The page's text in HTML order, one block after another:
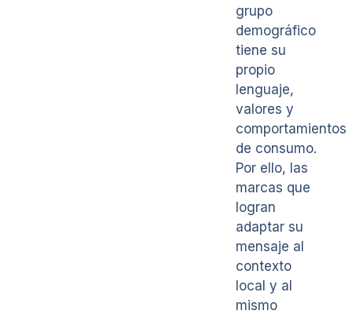
grupo
demográfico
tiene su
propio
lenguaje,
valores y
comportamientos
de consumo.
Por ello, las
marcas que
logran
adaptar su
mensaje al
contexto
local y al
mismo